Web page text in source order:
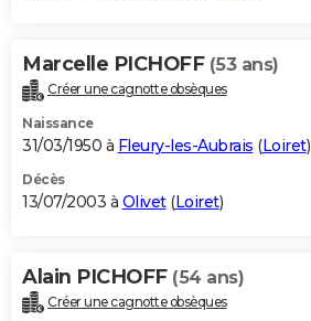
Marcelle PICHOFF (53 ans)
Créer une cagnotte obsèques
Naissance
31/03/1950 à Fleury-les-Aubrais (Loiret)
Décès
13/07/2003 à Olivet(Loiret)
Alain PICHOFF (54 ans)
Créer une cagnotte obsèques